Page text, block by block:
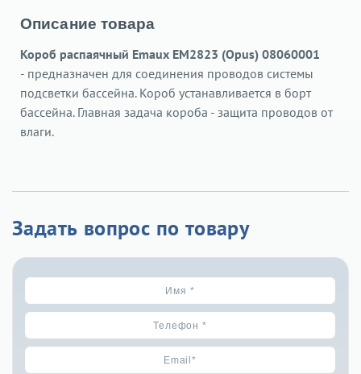
Описание товара
Короб распаячный Emaux EM2823 (Opus) 08060001
- предназначен для соединения проводов системы
подсветки бассейна. Короб устанавливается в борт
бассейна. Главная задача короба - защита проводов от
влаги.
Задать вопрос по товару